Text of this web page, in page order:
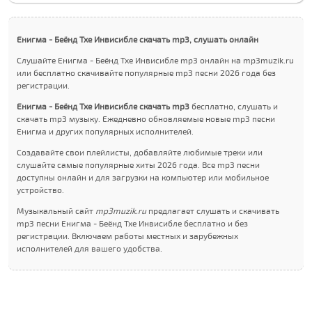
Енигма - Беёнд Тхе Инвисибле скачать mp3, слушать онлайн
Слушайте Енигма - Беёнд Тхе Инвисибле mp3 онлайн на mp3muzik.ru
или бесплатно скачивайте популярные mp3 песни 2026 года без
регистрации.
Енигма - Беёнд Тхе Инвисибле скачать mp3 бесплатно, слушать и
скачать mp3 музыку. Ежедневно обновляемые новые mp3 песни
Енигма и других популярных исполнителей.
Создавайте свои плейлисты, добавляйте любимые треки или
слушайте самые популярные хиты 2026 года. Все mp3 песни
доступны онлайн и для загрузки на компьютер или мобильное
устройство.
Музыкальный сайт mp3muzik.ruпредлагает слушать и скачивать
mp3 песни Енигма - Беёнд Тхе Инвисибле бесплатно и без
регистрации. Включаем работы местных и зарубежных
исполнителей для вашего удобства.